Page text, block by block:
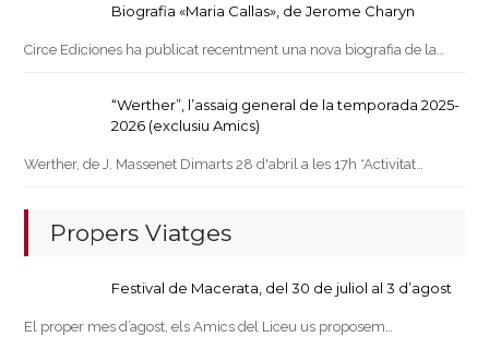
Biografia «Maria Callas», de Jerome Charyn
Circe Ediciones ha publicat recentment una nova biografia de la…
“Werther”, l’assaig general de la temporada 2025-
2026 (exclusiu Amics)
Werther, de J. Massenet Dimarts 28 d'abril a les 17h *Activitat…
Propers Viatges
Festival de Macerata, del 30 de juliol al 3 d’agost
El proper mes d’agost, els Amics del Liceu us proposem…